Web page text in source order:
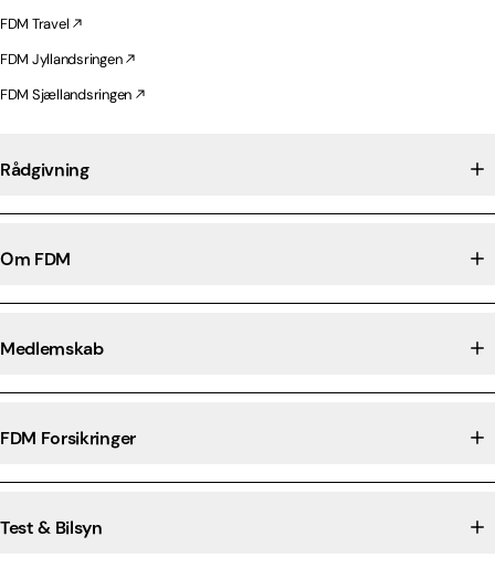
FDM Travel
FDM Jyllandsringen
FDM Sjællandsringen
Rådgivning
Om FDM
Medlemskab
FDM Forsikringer
Test & Bilsyn